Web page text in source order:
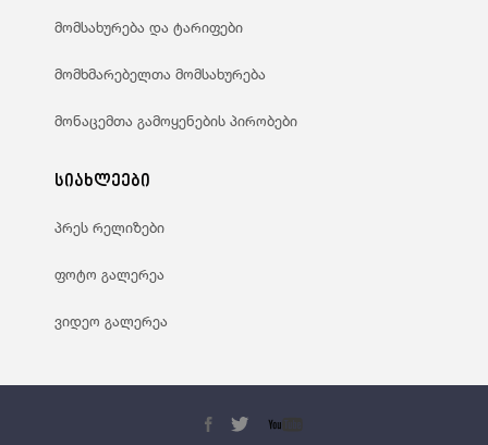
მომსახურება და ტარიფები
მომხმარებელთა მომსახურება
მონაცემთა გამოყენების პირობები
სიახლეები
პრეს რელიზები
ფოტო გალერეა
ვიდეო გალერეა